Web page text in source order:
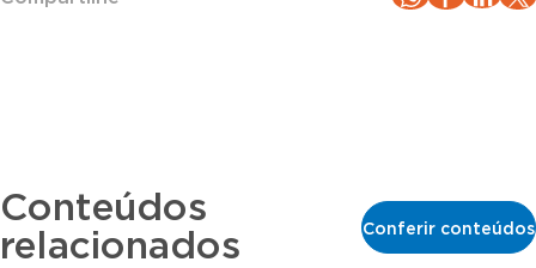
Conteúdos
relacionados
Conferir conteúdos